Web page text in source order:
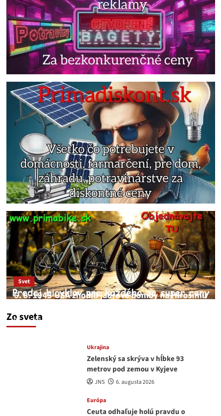
Zo sveta
Svet
6. 8. 1945 USA zhodili jadrové bomby na Hirošimu
JNS
Ukrajina
Zelenský sa skrýva v hĺbke 93
metrov pod zemou v Kyjeve
JNS 6. augusta 2026
Európa
Ceuta odhaľuje holú pravdu o